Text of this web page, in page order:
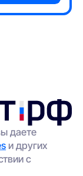
даете
и других
с